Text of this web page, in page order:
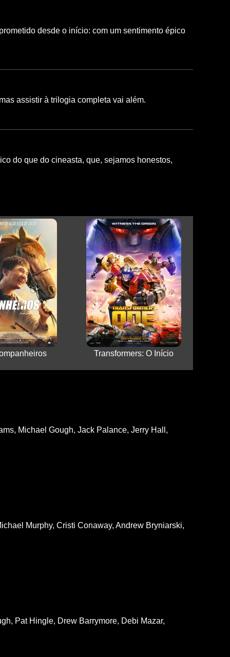
desde o início: com um sentimento épico
assistir à trilogia completa vai além.
do que do cineasta, que, sejamos honestos,
Transformers: O Início
Michael Gough, Jack Palance, Jerry Hall,
Murphy, Cristi Conaway, Andrew Bryniarski,
Pat Hingle, Drew Barrymore, Debi Mazar,